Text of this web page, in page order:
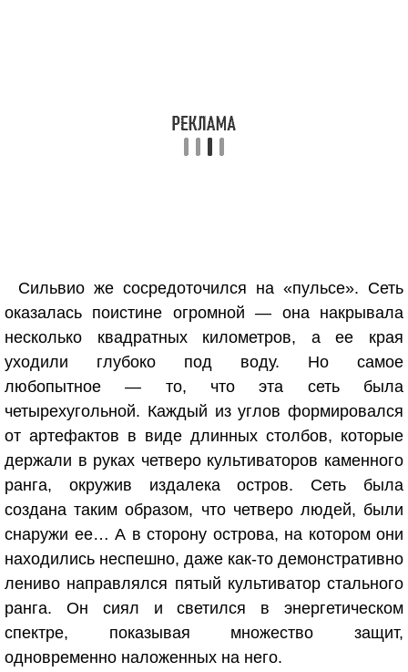
Сильвио же сосредоточился на «пульсе». Сеть
оказалась поистине огромной — она накрывала
несколько квадратных километров, а ее края
уходили глубоко под воду. Но самое
любопытное — то, что эта сеть была
четырехугольной. Каждый из углов формировался
от артефактов в виде длинных столбов, которые
держали в руках четверо культиваторов каменного
ранга, окружив издалека остров. Сеть была
создана таким образом, что четверо людей, были
снаружи ее… А в сторону острова, на котором они
находились неспешно, даже как-то демонстративно
лениво направлялся пятый культиватор стального
ранга. Он сиял и светился в энергетическом
спектре, показывая множество защит,
одновременно наложенных на него.